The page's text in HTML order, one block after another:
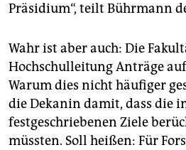
Präsidium“, teilt Bührmann
Wahr ist aber auch: Die
Hochschulleitung Anträge
Warum dies nicht häufiger
die Dekanin damit, dass die
festgeschriebenen Ziele
müssten. Soll heißen: Für